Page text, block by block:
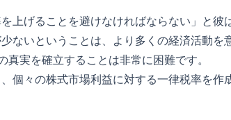
上げることを避けなければならない」と彼
ないということは、より多くの経済活動を
実を確立することは非常に困難です。
個々の株式市場利益に対する一律税率を作